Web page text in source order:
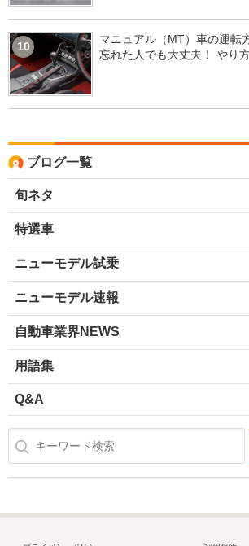
10
マニュアル（MT）車の運転
忘れた人でも大丈夫！ やり
ブログ一覧
旬ネタ
特選車
ニューモデル試乗
ニューモデル速報
自動車業界NEWS
用語集
Q&A